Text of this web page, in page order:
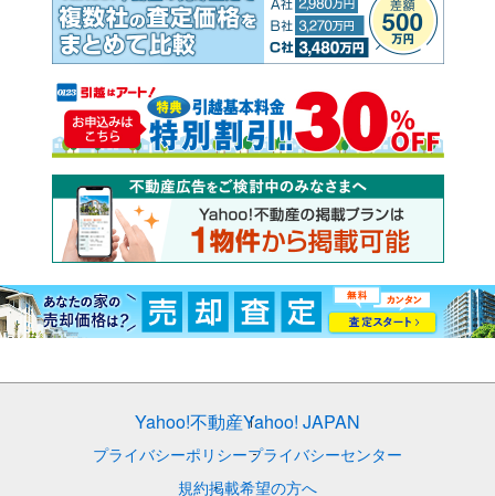
Yahoo!不動産Yahoo! JAPAN
プライバシーポリシープライバシーセンター
規約掲載希望の方へ